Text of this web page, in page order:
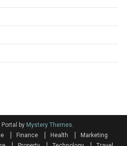
by Mystery Themes.
Finance Health
Marketing